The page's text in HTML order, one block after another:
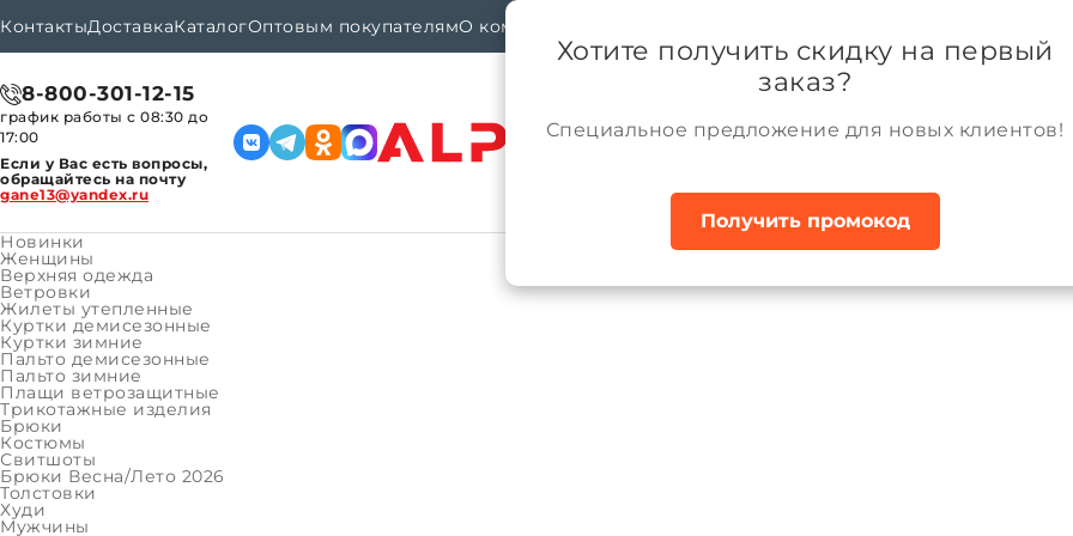
КонтактыДоставкаКаталогОптовым покупателямО компании
8-800-301-12-15
график работы с 08:30 до
17:00
Если у Вас есть вопросы,
обращайтесь на почту
gane13@yandex.ru
Новинки
Женщины
Верхняя одежда
Ветровки
Жилеты утепленные
Куртки демисезонные
Куртки зимние
Пальто демисезонные
Пальто зимние
Плащи ветрозащитные
Трикотажные изделия
Брюки
Костюмы
Свитшоты
Брюки Весна/Лето 2026
Толстовки
Худи
Мужчины
Главная Каталог Пальто зимние
КАТАЛОГ ТОВАРОВ
Женщины
Верхняя одежда
Трикотажные изделия
Мужчины
Хотите получить скидку на первый
заказ?
Специальное предложение для новых клиентов!
Получить промокод